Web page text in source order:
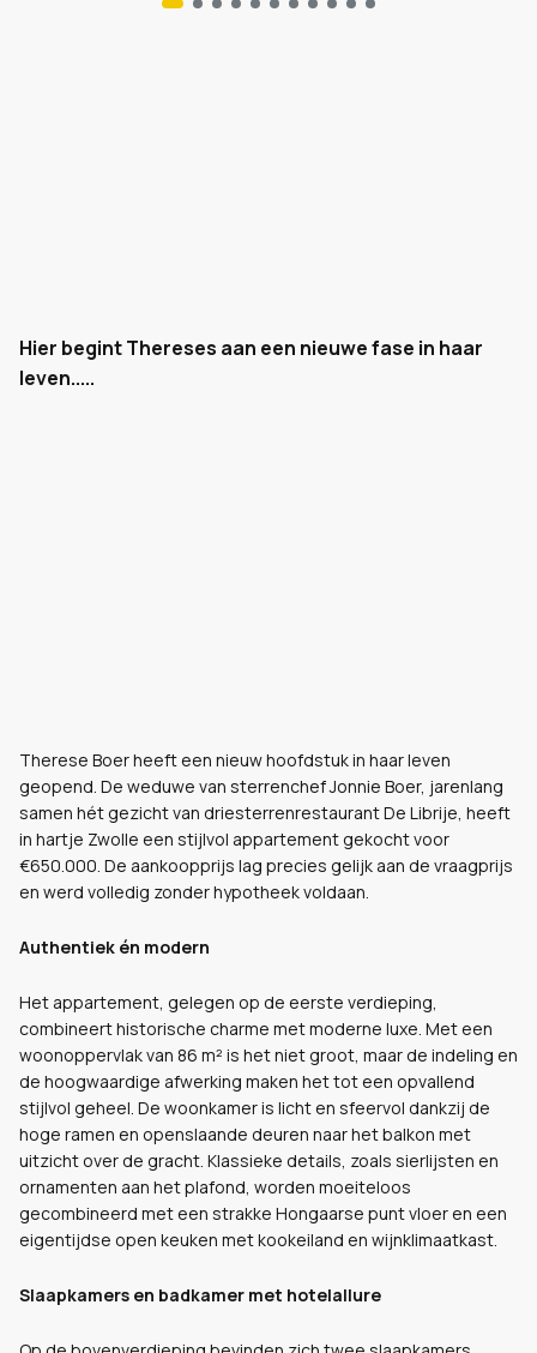
Hier begint Thereses aan een nieuwe fase in haar
leven.....
Therese Boer heeft een nieuw hoofdstuk in haar leven
geopend. De weduwe van sterrenchef Jonnie Boer, jarenlang
samen hét gezicht van driesterrenrestaurant De Librije, heeft
in hartje Zwolle een stijlvol appartement gekocht voor
€650.000. De aankoopprijs lag precies gelijk aan de vraagprijs
en werd volledig zonder hypotheek voldaan.
Authentiek én modern
Het appartement, gelegen op de eerste verdieping,
combineert historische charme met moderne luxe. Met een
woonoppervlak van 86 m² is het niet groot, maar de indeling en
de hoogwaardige afwerking maken het tot een opvallend
stijlvol geheel. De woonkamer is licht en sfeervol dankzij de
hoge ramen en openslaande deuren naar het balkon met
uitzicht over de gracht. Klassieke details, zoals sierlijsten en
ornamenten aan het plafond, worden moeiteloos
gecombineerd met een strakke Hongaarse punt vloer en een
eigentijdse open keuken met kookeiland en wijnklimaatkast.
Slaapkamers en badkamer met hotelallure